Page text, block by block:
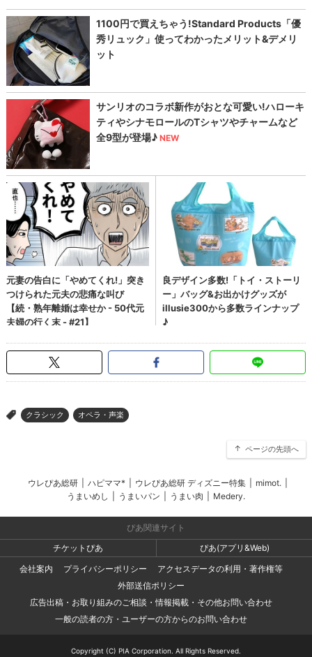
> クラシック オペラ・声楽
ページの先頭へ
ウレぴあ総研 ハピママ* ウレぴあ総研 ディズニー特集 mimot.
うまいめし
うまいパン うまい肉 Medery.
ぴあ関連サイト
チケットぴあ
ぴあ(アプリ&Web)
会社案内
プライバシーポリシー
アクセスデータの利用・著作権等
外部送信ポリシー
広告出稿・お取り組みのご相談・情報掲載・その他お問い合わせ
一般の読者の方・ユーザーの方からのお問い合わせ
Copyright (C) PIA Corporation. All Rights Reserved.